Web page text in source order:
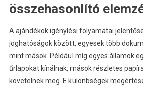
összehasonlító
A ajándékok igénylési folyamatai
joghatóságok között, egyesek több
mint mások. Például míg egyes államok
űrlapokat kínálnak, mások részletes
követelnek meg. E különbségek